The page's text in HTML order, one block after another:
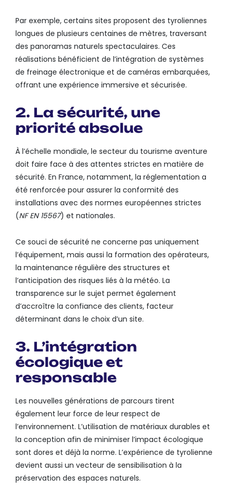
Par exemple, certains sites proposent des tyroliennes
longues de plusieurs centaines de mètres, traversant
des panoramas naturels spectaculaires. Ces
réalisations bénéficient de l’intégration de systèmes
de freinage électronique et de caméras embarquées,
offrant une expérience immersive et sécurisée.
2. La sécurité, une
priorité absolue
À l’échelle mondiale, le secteur du tourisme aventure
doit faire face à des attentes strictes en matière de
sécurité. En France, notamment, la réglementation a
été renforcée pour assurer la conformité des
installations avec des normes européennes strictes
(NF EN 15567) et nationales.
Ce souci de sécurité ne concerne pas uniquement
l’équipement, mais aussi la formation des opérateurs,
la maintenance régulière des structures et
l’anticipation des risques liés à la météo. La
transparence sur le sujet permet également
d’accroître la confiance des clients, facteur
déterminant dans le choix d’un site.
3. L’intégration
écologique et
responsable
Les nouvelles générations de parcours tirent
également leur force de leur respect de
l’environnement. L’utilisation de matériaux durables et
la conception afin de minimiser l’impact écologique
sont dores et déjà la norme. L’expérience de tyrolienne
devient aussi un vecteur de sensibilisation à la
préservation des espaces naturels.